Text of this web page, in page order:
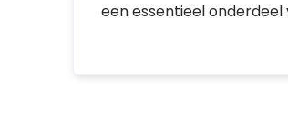
een essentieel